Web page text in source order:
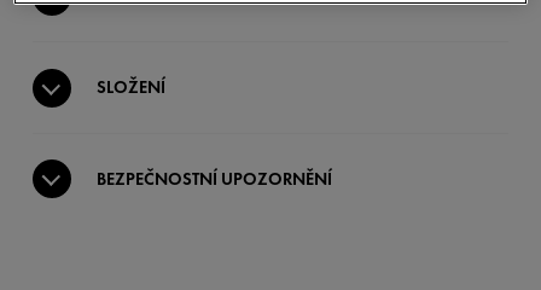
SLOŽENÍ
BEZPEČNOSTNÍ UPOZORNĚNÍ